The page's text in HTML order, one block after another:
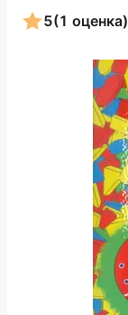
5(1 оценка)